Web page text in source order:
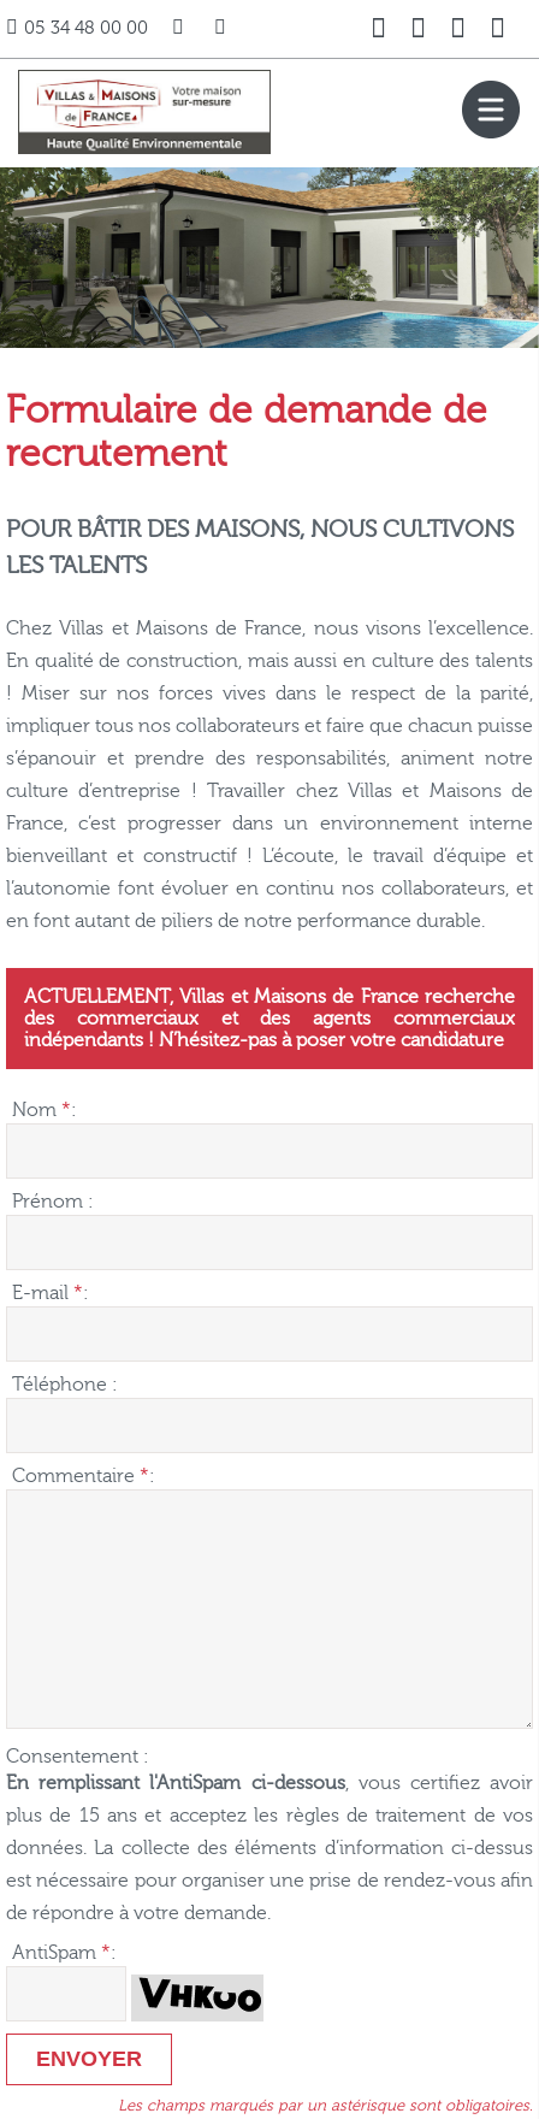
05 34 48 00 00
Formulaire de demande de
recrutement
POUR BÂTIR DES MAISONS, NOUS CULTIVONS
LES TALENTS
Chez Villas et Maisons de France, nous visons l’excellence.
En qualité de construction, mais aussi en culture des talents
! Miser sur nos forces vives dans le respect de la parité,
impliquer tous nos collaborateurs et faire que chacun puisse
s’épanouir et prendre des responsabilités, animent notre
culture d’entreprise ! Travailler chez Villas et Maisons de
France, c’est progresser dans un environnement interne
bienveillant et constructif ! L’écoute, le travail d’équipe et
l’autonomie font évoluer en continu nos collaborateurs, et
en font autant de piliers de notre performance durable.
ACTUELLEMENT, Villas et Maisons de France recherche
des commerciaux et des agents commerciaux
indépendants ! N’hésitez-pas à poser votre candidature
Nom *:
Prénom :
E-mail *:
Téléphone :
Commentaire *:
Consentement :
En remplissant l'AntiSpam ci-dessous, vous certifiez avoir
plus de 15 ans et acceptez les règles de traitement de vos
données. La collecte des éléments d’information ci-dessus
est nécessaire pour organiser une prise de rendez-vous afin
de répondre à votre demande.
AntiSpam *:
Les champs marqués par un astérisque sont obligatoires.